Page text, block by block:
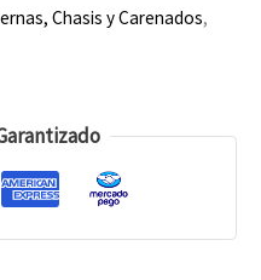
Chasis y Carenados,